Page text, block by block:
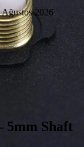
Ağustos 2026
5mm Shaft